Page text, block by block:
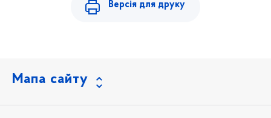
Версія для друку
Мапа сайту